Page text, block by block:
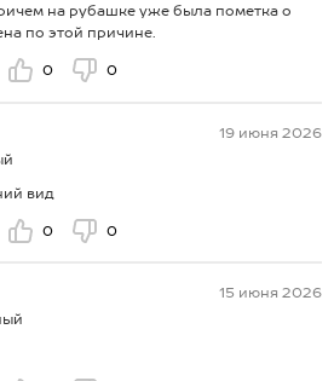
на рубашке уже была пометка о
по этой причине.
0 0
19 июня 2026
вид
0 0
15 июня 2026